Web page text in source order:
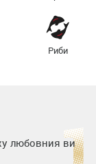
Риби
любовния ви